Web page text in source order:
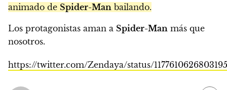
animado de Spider-Man bailando.
Los protagonistas aman a Spider-Man más que
nosotros.
https://twitter.com/Zendaya/status/